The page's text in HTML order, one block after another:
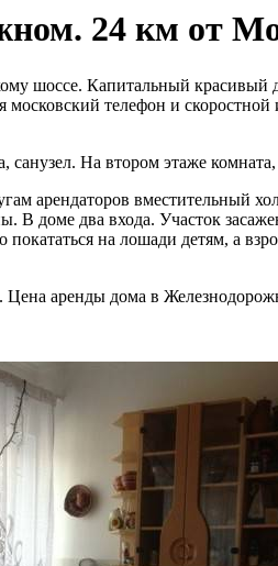
24 км от
шоссе. Капитальный красивый
телефон и скоростной
санузел. На втором этаже
арендаторов вместительный
В доме два входа. Участок
на лошади детям, а
аренды дома в